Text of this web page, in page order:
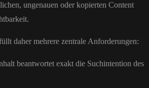
ungenauen oder kopierten Content
daher mehrere zentrale Anforderungen:
beantwortet exakt die Suchintention des